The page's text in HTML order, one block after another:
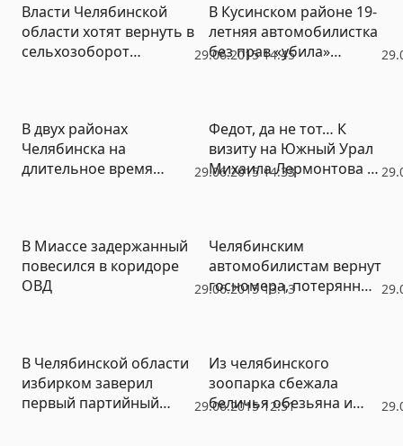
29.06.2015 14:45
Власти Челябинской
области хотят вернуть в
сельхозоборот
федерального закона
внесен в Госдуму
В Кусинском районе 19-
летняя автомобилистка
без прав «убила»
29.06.2015 14:33
В двух районах
Челябинска на
длительное время
Федот, да не тот… К
визиту на Южный Урал
Михаила Лермонтова и
29.06.2015 13:13
В Миассе задержанный
повесился в коридоре
ОВД
Челябинским
автомобилистам вернут
госномера, потерянные
29.06.2015 12:51
В Челябинской области
избирком заверил
первый партийный
Из челябинского
зоопарка сбежала
беличья обезьяна и